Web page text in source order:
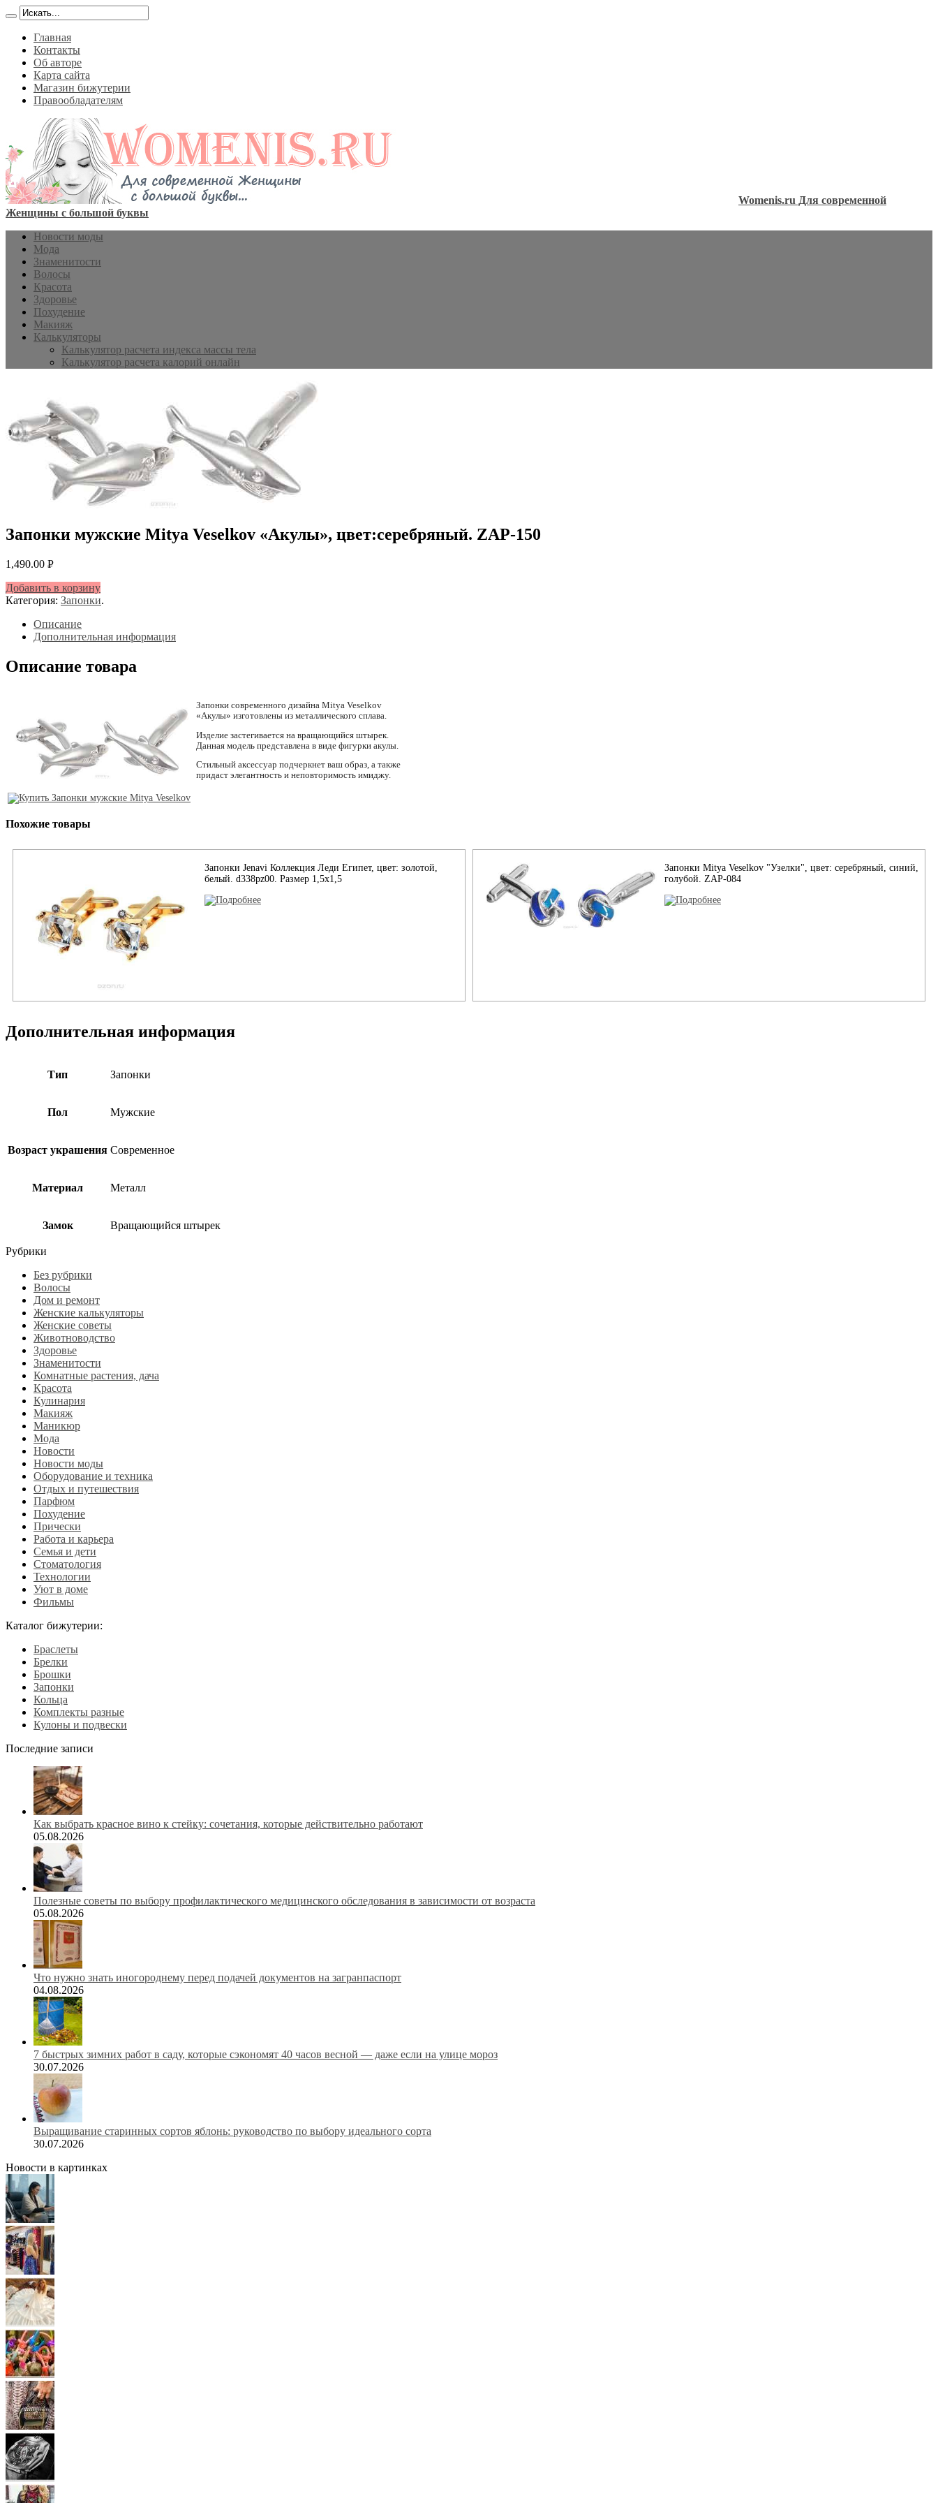
Главная
Контакты
Об авторе
Карта сайта
Магазин бижутерии
Правообладателям
Womenis.ru Для современной
Женщины с большой буквы
Новости моды
Мода
Знаменитости
Волосы
Красота
Здоровье
Похудение
Макияж
Калькуляторы
Калькулятор расчета индекса массы тела
Калькулятор расчета калорий онлайн
Запонки мужские Mitya Veselkov «Акулы», цвет:серебряный. ZAP-150
1,490.00 Р
Добавить в корзину
Категория: Запонки.
Описание
Дополнительная информация
Описание товара
Запонки современного дизайна Mitya Veselkov
«Акулы» изготовлены из металлического сплава.
Изделие застегивается на вращающийся штырек.
Данная модель представлена в виде фигурки акулы.
Стильный аксессуар подчеркнет ваш образ, а также
придаст элегантность и неповторимость имиджу.
Похожие товары
Запонки Jenavi Коллекция Леди Египет, цвет: золотой,
белый. d338pz00. Размер 1,5x1,5
Запонки Mitya Veselkov "Узелки", цвет: серебряный, синий,
голубой. ZAP-084
Дополнительная информация
Тип Запонки
Пол Мужские
Возраст украшения Современное
Материал Металл
Замок Вращающийся штырек
Рубрики
Без рубрики
Волосы
Дом и ремонт
Женские калькуляторы
Женские советы
Животноводство
Здоровье
Знаменитости
Комнатные растения, дача
Красота
Кулинария
Макияж
Маникюр
Мода
Новости
Новости моды
Оборудование и техника
Отдых и путешествия
Парфюм
Похудение
Прически
Работа и карьера
Семья и дети
Стоматология
Технологии
Уют в доме
Фильмы
Каталог бижутерии:
Браслеты
Брелки
Брошки
Запонки
Кольца
Комплекты разные
Кулоны и подвески
Последние записи
Как выбрать красное вино к стейку: сочетания, которые действительно работают
05.08.2026
Полезные советы по выбору профилактического медицинского обследования в зависимости от возраста
05.08.2026
Что нужно знать иногороднему перед подачей документов на загранпаспорт
04.08.2026
7 быстрых зимних работ в саду, которые сэкономят 40 часов весной — даже если на улице мороз
30.07.2026
Выращивание старинных сортов яблонь: руководство по выбору идеального сорта
30.07.2026
Новости в картинках